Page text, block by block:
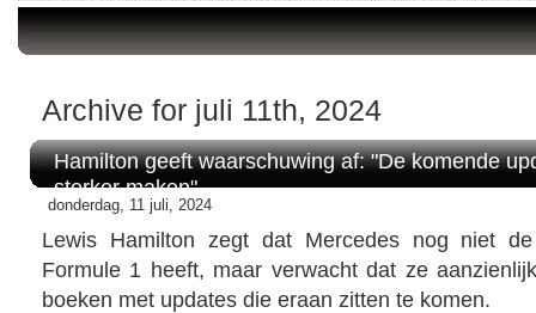
Archive for juli 11th, 2024
Hamilton geeft waarschuwing af: "De komende
sterker maken"
donderdag, 11 juli, 2024
Lewis Hamilton zegt dat Mercedes nog niet
Formule 1 heeft, maar verwacht dat ze
boeken met updates die eraan zitten te komen.